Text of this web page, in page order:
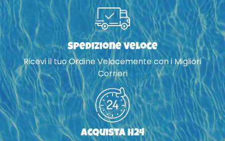
Spedizione veloce
Ricevi il tuo Ordine Velocemente con i Migliori
Corrieri
Acquista H24